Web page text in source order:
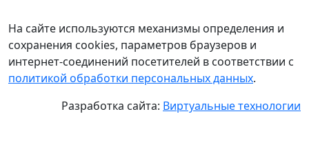
На сайте используются механизмы определения и
сохранения cookies, параметров браузеров и
интернет-соединений посетителей в соответствии с
политикой обработки персональных данных.
Разработка сайта: Виртуальные технологии